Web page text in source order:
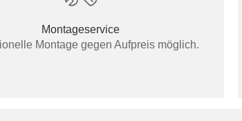
Montageservice
Montage gegen Aufpreis möglich.